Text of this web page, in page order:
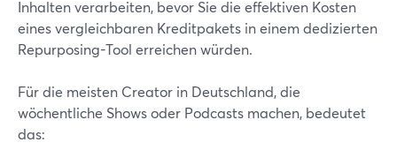
Inhalten verarbeiten, bevor Sie die effektiven Kosten
eines vergleichbaren Kreditpakets in einem dedizierten
Repurposing-Tool erreichen würden.
Für die meisten Creator in Deutschland, die
wöchentliche Shows oder Podcasts machen, bedeutet
das: